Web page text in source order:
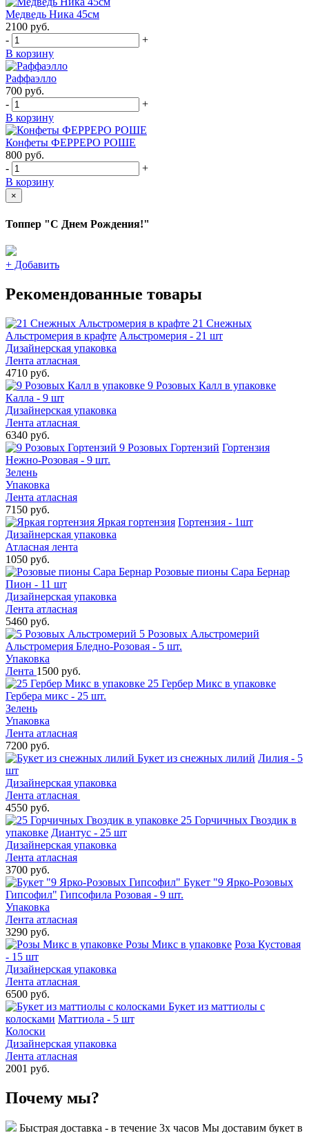
Медведь Ника 45см
2100 руб.
-
+
В корзину
Раффаэлло
700 руб.
-
+
В корзину
Конфеты ФЕРРЕРО РОШЕ
800 руб.
-
+
В корзину
×
Топпер "С Днем Рождения!"
+ Добавить
Рекомендованные товары
21 Снежных
Альстромерия в крафте Альстромерия - 21 шт
Дизайнерская упаковка
Лента атласная
4710 руб.
9 Розовых Калл в упаковке
Калла - 9 шт
Дизайнерская упаковка
Лента атласная
6340 руб.
9 Розовых Гортензий Гортензия
Нежно-Розовая - 9 шт.
Зелень
Упаковка
Лента атласная
7150 руб.
Яркая гортензия Гортензия - 1шт
Дизайнерская упаковка
Атласная лента
1050 руб.
Розовые пионы Сара Бернар
Пион - 11 шт
Дизайнерская упаковка
Лента атласная
5460 руб.
5 Розовых Альстромерий
Альстромерия Бледно-Розовая - 5 шт.
Упаковка
Лента 1500 руб.
25 Гербер Микс в упаковке
Гербера микс - 25 шт.
Зелень
Упаковка
Лента атласная
7200 руб.
Букет из снежных лилий Лилия - 5
шт
Дизайнерская упаковка
Лента атласная
4550 руб.
25 Горчичных Гвоздик в
упаковке Диантус - 25 шт
Дизайнерская упаковка
Лента атласная
3700 руб.
Букет "9 Ярко-Розовых
Гипсофил" Гипсофила Розовая - 9 шт.
Упаковка
Лента атласная
3290 руб.
Розы Микс в упаковке Роза Кустовая
- 15 шт
Дизайнерская упаковка
Лента атласная
6500 руб.
Букет из маттиолы с
колосками Маттиола - 5 шт
Колоски
Дизайнерская упаковка
Лента атласная
2001 руб.
Почему мы?
Быстрая доставка - в течение 3х часов Мы доставим букет в